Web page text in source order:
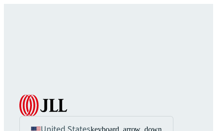
keyboard_arrow_down